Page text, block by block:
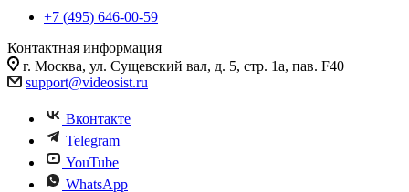
+7 (495) 646-00-59
Контактная информация
г. Москва, ул. Сущевский вал, д. 5, стр. 1а, пав. F40
support@videosist.ru
Вконтакте
Telegram
YouTube
WhatsApp